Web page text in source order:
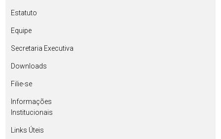
Estatuto
Equipe
Secretaria Executiva
Downloads
Filie-se
Informações
Institucionais
Links Úteis